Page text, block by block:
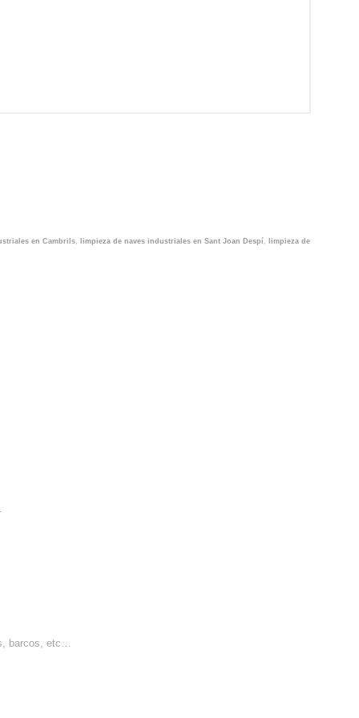
en Cambrils limpieza de naves industriales en Sant Joan Despí limpieza de
barcos, etc…